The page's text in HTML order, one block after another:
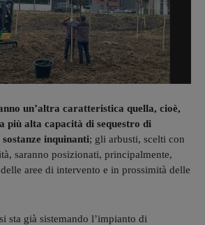
un’altra caratteristica quella, cioè,
più alta capacità di sequestro di
inquinanti; gli arbusti, scelti con
saranno posizionati, principalmente,
aree di intervento e in prossimità delle
sta già sistemando l’impianto di